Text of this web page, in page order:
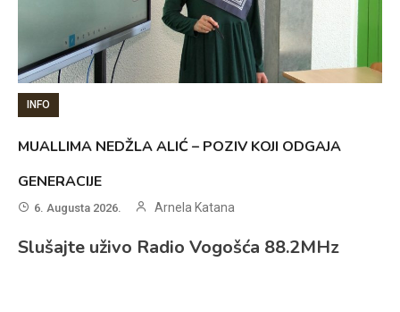
INFO
MUALLIMA NEDŽLA ALIĆ – POZIV KOJI ODGAJA
GENERACIJE
6. Augusta 2026. Arnela Katana
Slušajte uživo Radio Vogošća 88.2MHz